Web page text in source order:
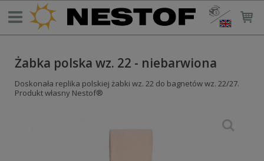
Żabka polska wz. 22 - niebarwiona
Doskonała replika polskiej żabki wz. 22 do bagnetów wz. 22/27.
Produkt własny Nestof®